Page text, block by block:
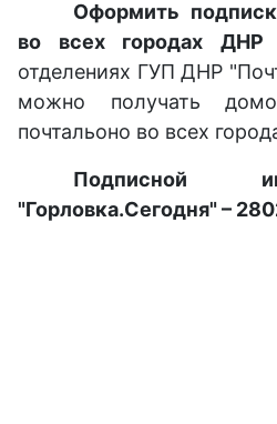
Оформить
во всех городах ДНР
отделениях ГУП ДНР
можно получать
почтальоно во всех
Подписной
"Горловка.Сегодня" –